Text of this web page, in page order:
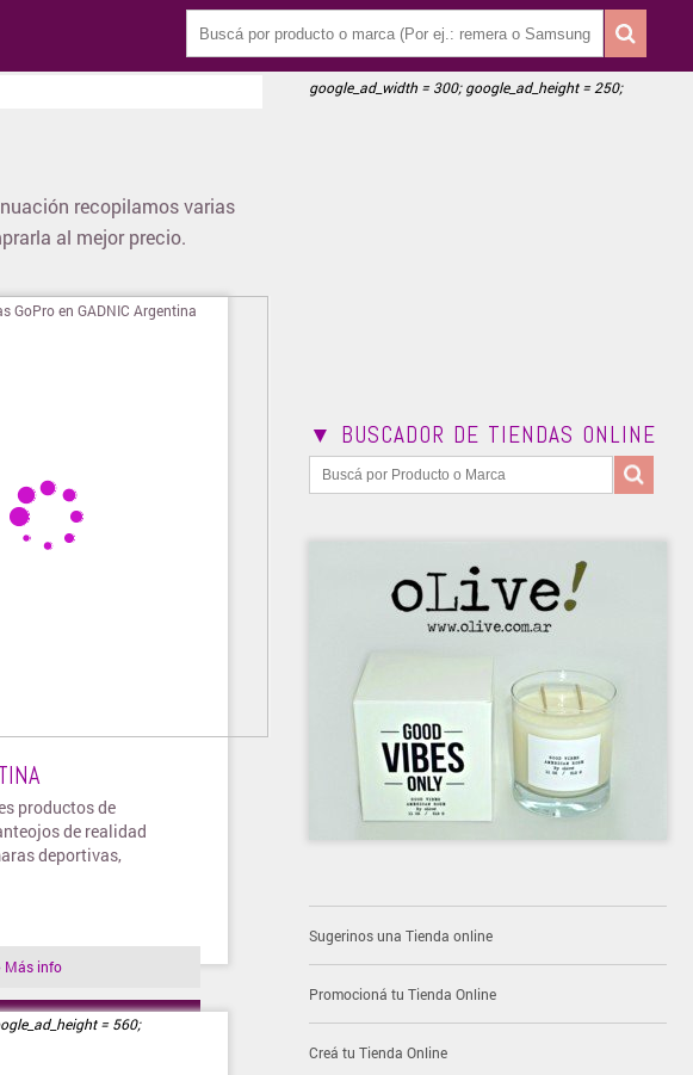
recopilamos varias
al mejor precio.
productos de
de realidad
deportivas,
Más info
tienda= 560;
google_ad_width = 300; google_ad_height = 250;
▼ BUSCADOR DE TIENDAS ONLINE
Sugerinos una Tienda online
Promocioná tu Tienda Online
Creá tu Tienda Online